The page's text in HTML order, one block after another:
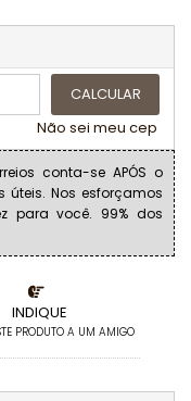
INDIQUE
PRODUTO A UM AMIGO
CALCULAR
Não sei meu cep
conta-se APÓS o
úteis. Nos esforçamos
para você. 99% dos